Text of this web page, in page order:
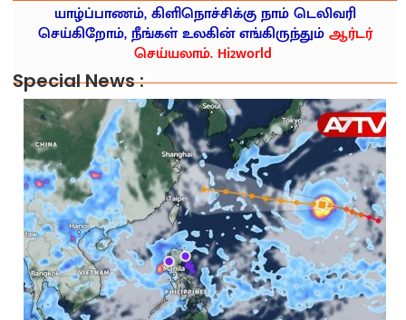
யாழ்ப்பாணம், கிளிநொச்சிக்கு நாம் டெலிவரி
செய்கிறோம், நீங்கள் உலகின் எங்கிருந்தும்ஆர்டர்
செய்யலாம். Hi2world
Special News :